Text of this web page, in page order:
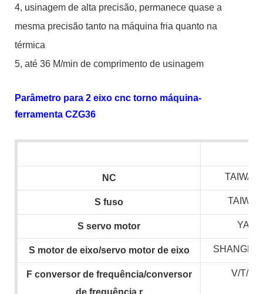
4, usinagem de alta precisão, permanece quase a
mesma precisão tanto na máquina fria quanto na
térmica
5, até 36 M/min de comprimento de usinagem
Parâmetro para 2 eixo cnc torno máquina-
ferramenta CZG36
NC
S fuso
S servo motor
S motor de eixo/servo motor de eixo
Fconversor de frequência/conversor
de frequência r
V/T/